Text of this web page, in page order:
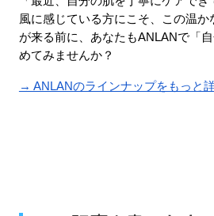
風に感じている方にこそ、この温
が来る前に、あなたもANLANで「
めてみませんか？
→ ANLANのラインナップをもっと